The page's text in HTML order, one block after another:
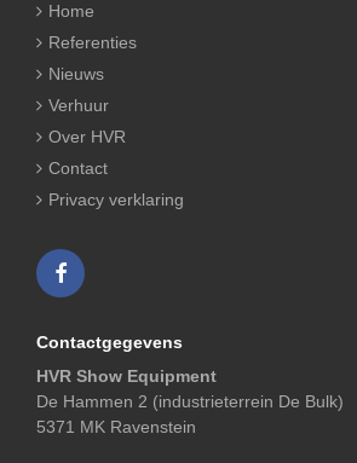
Home
Referenties
Nieuws
Verhuur
Over HVR
Contact
Privacy verklaring
Contactgegevens
HVR Show Equipment
De Hammen 2 (industrieterrein De Bulk)
5371 MK Ravenstein